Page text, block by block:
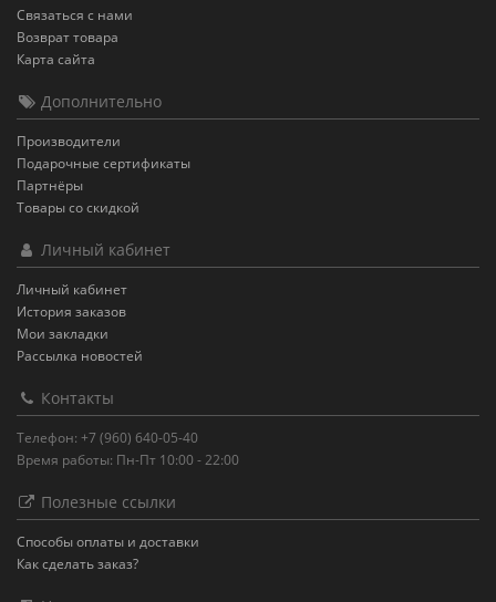
Связаться с нами
Возврат товара
Карта сайта
Дополнительно
Производители
Подарочные сертификаты
Партнёры
Товары со скидкой
Личный кабинет
Личный кабинет
История заказов
Мои закладки
Рассылка новостей
Контакты
Телефон: +7 (960) 640-05-40
Время работы: Пн-Пт 10:00 - 22:00
Полезные ссылки
Способы оплаты и доставки
Как сделать заказ?